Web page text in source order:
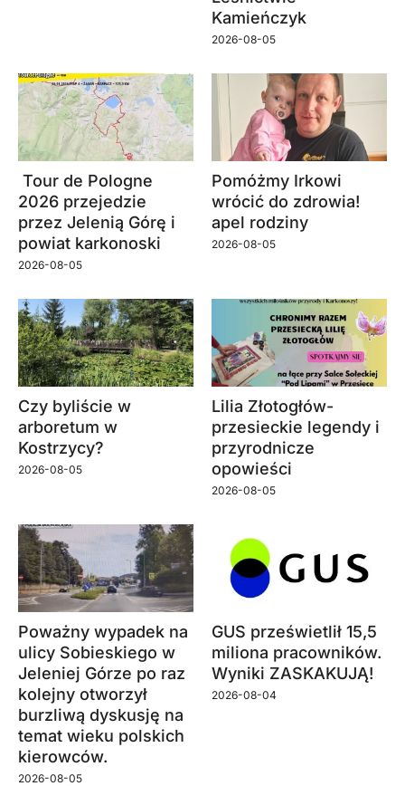
Kamieńczyk
2026-08-05
Tour de Pologne
2026 przejedzie
przez Jelenią Górę i
powiat karkonoski
2026-08-05
Pomóżmy Irkowi
wrócić do zdrowia!
apel rodziny
2026-08-05
Czy byliście w
arboretum w
Kostrzycy?
2026-08-05
Lilia Złotogłów-
przesieckie legendy i
przyrodnicze
opowieści
2026-08-05
Poważny wypadek na
ulicy Sobieskiego w
Jeleniej Górze po raz
kolejny otworzył
burzliwą dyskusję na
temat wieku polskich
kierowców.
2026-08-05
GUS prześwietlił 15,5
miliona pracowników.
Wyniki ZASKAKUJĄ!
2026-08-04